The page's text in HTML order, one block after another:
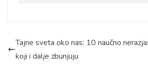
Tajne sveta oko nas: 10 naučno
koji i dalje zbunjuju